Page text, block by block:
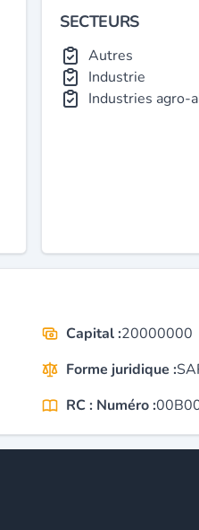
SECTEURS
Autres
Industrie
Industries agro-
Capital :20000000
Forme juridique :
RC : Numéro :